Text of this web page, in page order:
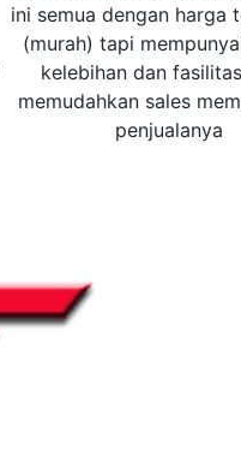
ini semua dengan harga
(murah) tapi
kelebihan dan
memudahkan sales
penjualanya